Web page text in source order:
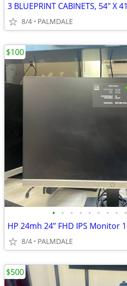
8/4 PALMDALE
• • • • • • • • •
8/4 PALMDALE
$100
$500